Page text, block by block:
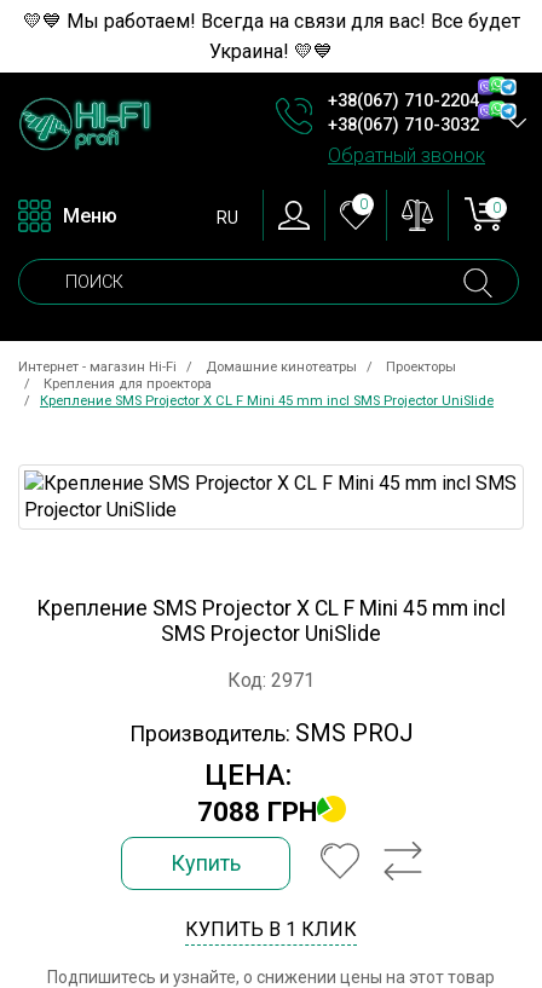
💛💙 Мы работаем! Всегда на связи для вас! Все будет
Украина! 💛💙
+38(067) 710-2204
+38(067) 710-3032
Обратный звонок
Меню RU
0 0
Интернет - магазин Hi-Fi Домашние кинотеатры
Проекторы
Крепления для проектора
Крепление SMS Projector X CL F Mini 45 mm incl SMS Projector UniSlide
Крепление SMS Projector X CL F Mini 45 mm incl
SMS Projector UniSlide
Код: 2971
Производитель: SMS PROJ
ЦЕНА:
7088 ГРН
Купить
КУПИТЬ В 1 КЛИК
Подпишитесь и узнайте, о снижении цены на этот товар